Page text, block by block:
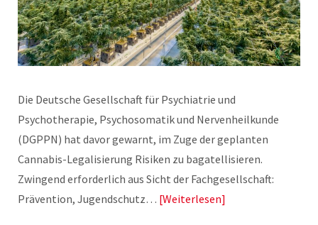
Die Deutsche Gesellschaft für Psychiatrie und
Psychotherapie, Psychosomatik und Nervenheilkunde
(DGPPN) hat davor gewarnt, im Zuge der geplanten
Cannabis-Legalisierung Risiken zu bagatellisieren.
Zwingend erforderlich aus Sicht der Fachgesellschaft:
Prävention, Jugendschutz… Weiterlesen